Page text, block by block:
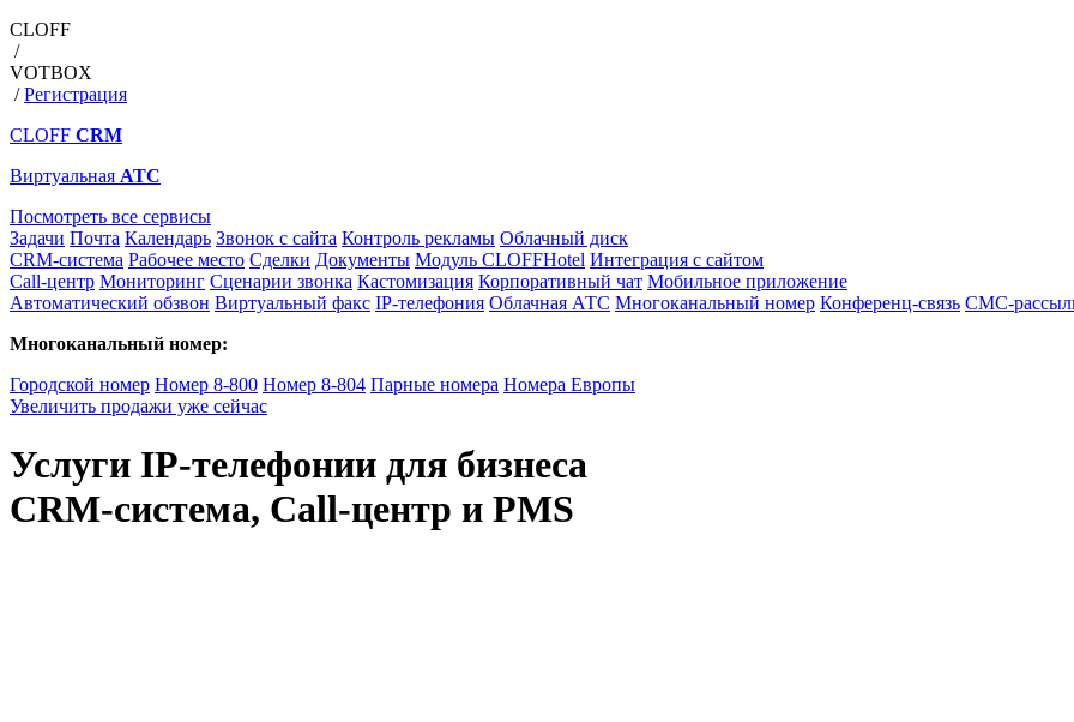
CLOFF
/
VOTBOX
/Регистрация
CLOFF CRM
Виртуальная АТС
Посмотреть все сервисы
Задачи Почта Календарь Звонок с сайта Контроль рекламы Облачный диск
CRM-система Рабочее место Сделки Документы Модуль CLOFFHotel Интеграция с сайтом
Call-центр Мониторинг Сценарии звонка Кастомизация Корпоративный чат Мобильное приложение
Автоматический обзвон Виртуальный факс IP-телефония Облачная АТС Многоканальный номер Конференц-связь СМС-
Многоканальный номер:
Городской номер Номер 8-800 Номер 8-804 Парные номера Номера Европы
Увеличить продажи уже сейчас
Услуги IP-телефонии для бизнеса
CRM-система, Call-центр и PMS